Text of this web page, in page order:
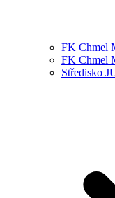
FK Chmel
FK Chmel
Středisko